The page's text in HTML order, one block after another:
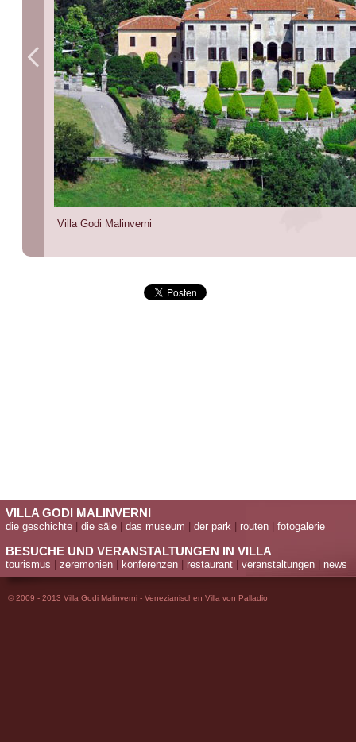
Villa Godi Malinverni
VILLA GODI MALINVERNI
die geschichte die säle das museum der park routen fotogalerie
BESUCHE UND VERANSTALTUNGEN IN VILLA
tourismus zeremonien konferenzen restaurant veranstaltungen news
© 2009 - 2013 Villa Godi Malinverni - Venezianischen Villa von Palladio